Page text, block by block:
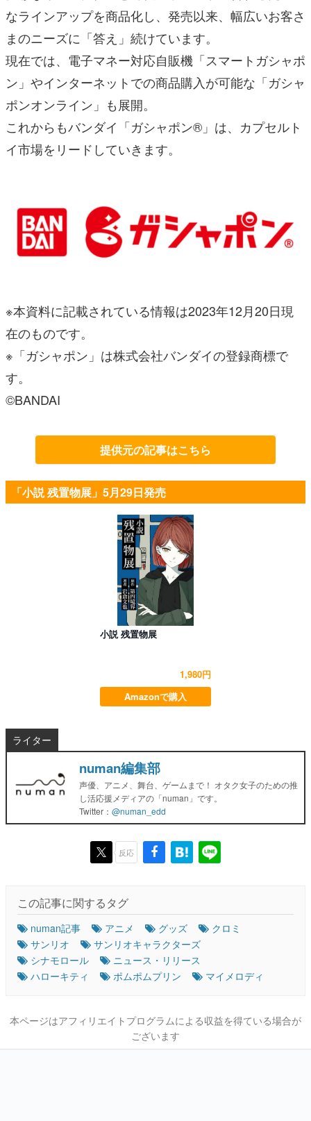
なラインアップを商品化し、発売以来、幅広いお客さ
まのニーズに「答え」続けています。
現在では、電子マネー対応自販機「スマートガシャポ
ン」やインターネットでの商品購入が可能な「ガシャ
ポンオンライン」も展開。
これからもバンダイ「ガシャポン®」は、カプセルト
イ市場をリードしていきます。
※本資料に記載されている情報は2023年12月20日現
在のものです。
※「ガシャポン」は株式会社バンダイの登録商標で
す。
©BANDAI
提供元の記事はこちら
「小説 残置物展」5月29日発売
小説 残置物展
1,980円
Amazonで購入
ライター
numan編集部
声優、アニメ、舞台、ゲームまで！ オタク女子のための推
し活応援メディアの「numan」です。
Twitter： @numan_edd
反応
この記事に関するタグ
numan記事 アニメ グッズ
クロミ
サンリオ
サンリオキャラクターズ
シナモロール
ニュース・リリース
ハローキティ
ポムポムプリン マイメロディ
本ページはアフィリエイトプログラムによる収益を得ている場合が
ございます